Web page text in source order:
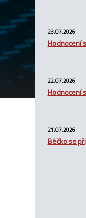
23.07.2026
Hodnocení
22.07.2026
Hodnocení
21.07.2026
Béčko se